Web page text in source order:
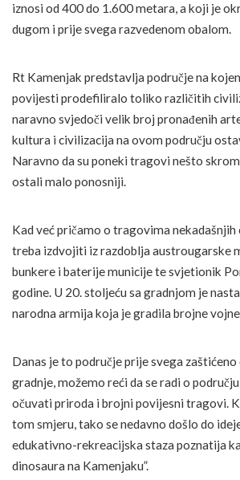
iznosi od 400 do 1.600 metara, a koji je
dugom i prije svega razvedenom obalom.
Rt Kamenjak predstavlja područje na
povijesti prodefiliralo toliko različitih
naravno svjedoči velik broj pronađenih
kultura i civilizacija na ovom području
Naravno da su poneki tragovi nešto
ostali malo ponosniji.
Kad već pričamo o tragovima
treba izdvojiti iz razdoblja austrougarske
bunkere i baterije municije te svjetionik
godine. U 20. stoljeću sa gradnjom je
narodna armija koja je gradila brojne
Danas je to područje prije svega
gradnje, možemo reći da se radi o
očuvati priroda i brojni povijesni tragovi.
tom smjeru, tako se nedavno došlo do
edukativno-rekreacijska staza poznatija
dinosaura na Kamenjaku”.